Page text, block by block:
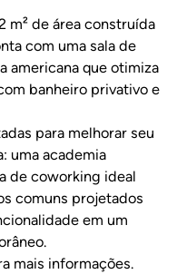
m² de área construída
com uma sala de
americana que otimiza
banheiro privativo e
para melhorar seu
uma academia
de coworking ideal
comuns projetados
em um
mais informações.